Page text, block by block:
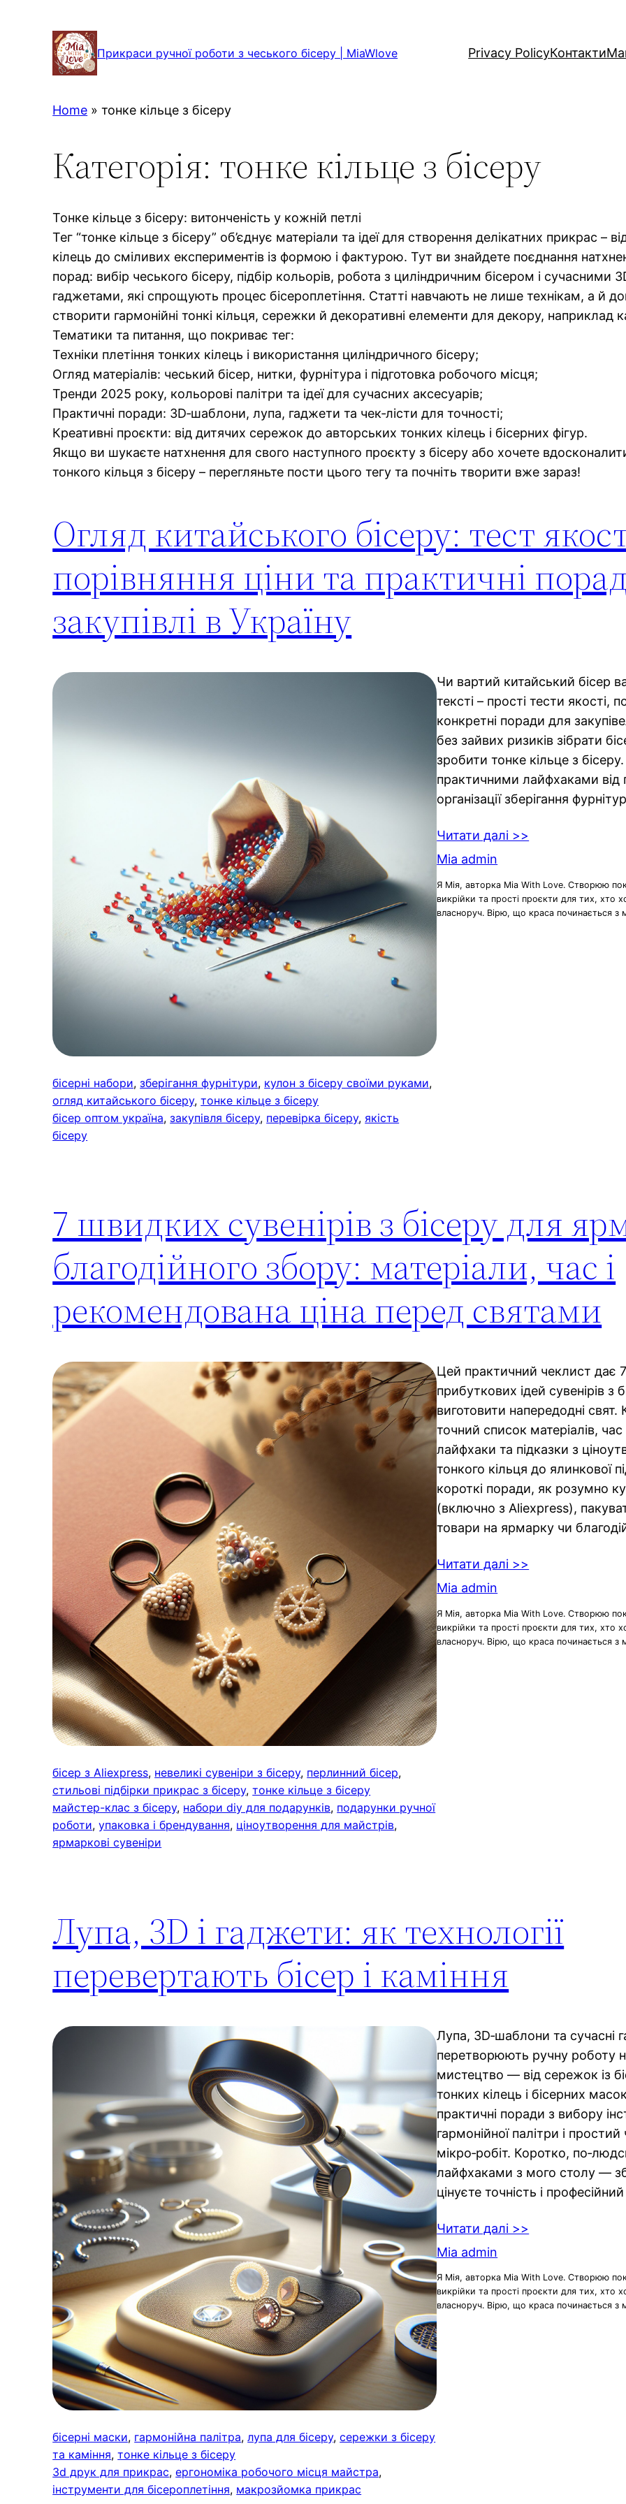
Прикраси ручної роботи з чеського бісеру | MiaWlove Privacy PolicyКонтакти
Home »тонке кільце з бісеру
Категорія: тонке кільце з бісеру
Тонке кільце з бісеру: витонченість у кожній петлі
Тег “тонке кільце з бісеру” об’єднує матеріали та ідеї для створення делікатних прикрас –
кілець до сміливих експериментів із формою і фактурою. Тут ви знайдете поєднання
порад: вибір чеського бісеру, підбір кольорів, робота з циліндричним бісером і сучасними
гаджетами, які спрощують процес бісероплетіння. Статті навчають не лише технікам, а й
створити гармонійні тонкі кільця, сережки й декоративні елементи для декору, наприклад
Тематики та питання, що покриває тег:
Техніки плетіння тонких кілець і використання циліндричного бісеру;
Огляд матеріалів: чеський бісер, нитки, фурнітура і підготовка робочого місця;
Тренди 2025 року, кольорові палітри та ідеї для сучасних аксесуарів;
Практичні поради: 3D‑шаблони, лупа, гаджети та чек‑лісти для точності;
Креативні проєкти: від дитячих сережок до авторських тонких кілець і бісерних фігур.
Якщо ви шукаєте натхнення для свого наступного проєкту з бісеру або хочете вдосконалити
тонкого кільця з бісеру – перегляньте пости цього тегу та почніть творити вже зараз!
Огляд китайського бісеру: тест
порівняння ціни та практичні
закупівлі в Україну
бісерні набори, зберігання фурнітури, кулон з бісеру своїми руками
огляд китайського бісеру, тонке кільце з бісеру
бісер оптом україна, закупівля бісеру, перевірка бісеру, якість
бісеру
Чи вартий китайський бісер
тексті – прості тести якості,
конкретні поради для
без зайвих ризиків зібрати
зробити тонке кільце з
практичними лайфхаками від
організації зберігання
Читати далі >>
Mia admin
Я Мія, авторка Mia With Love. Створюю
викрійки та прості проєкти для тих, хто
власноруч. Вірю, що краса починається з
7 швидких сувенірів з бісеру для
благодійного збору: матеріали, час і
рекомендована ціна перед святами
бісер з Aliexpress, невеликі сувеніри з бісеру, перлинний бісер
стильові підбірки прикрас з бісеру, тонке кільце з бісеру
майстер-клас з бісеру, набори diy для подарунків, подарунки ручної
роботи, упаковка і брендування, ціноутворення для майстрів
ярмаркові сувеніри
Цей практичний чеклист дає
прибуткових ідей сувенірів з
виготовити напередодні
точний список матеріалів,
лайфхаки та підказки з
тонкого кільця до ялинкової
короткі поради, як розумно
(включно з Aliexpress),
товари на ярмарку чи
Читати далі >>
Mia admin
Я Мія, авторка Mia With Love. Створюю
викрійки та прості проєкти для тих, хто
власноруч. Вірю, що краса починається з
Лупа, 3D і гаджети: як технології
перевертають бісер і каміння
бісерні маски, гармонійна палітра, лупа для бісеру, сережки з бісеру
та каміння, тонке кільце з бісеру
3d друк для прикрас, ергономіка робочого місця майстра
інструменти для бісероплетіння, макрозйомка прикрас
Лупа, 3D‑шаблони та сучасні
перетворюють ручну роботу
мистецтво — від сережок із
тонких кілець і бісерних
практичні поради з вибору
гармонійної палітри і простий
мікро‑робіт. Коротко,
лайфхаками з мого столу —
цінуєте точність і
Читати далі >>
Mia admin
Я Мія, авторка Mia With Love. Створюю
викрійки та прості проєкти для тих, хто
власноруч. Вірю, що краса починається з